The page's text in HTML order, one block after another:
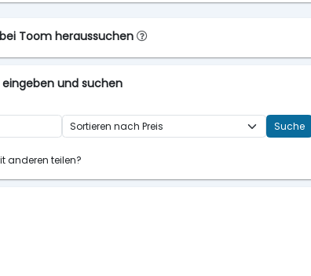
Toom heraussuchen
und suchen
Suche
anderen teilen?